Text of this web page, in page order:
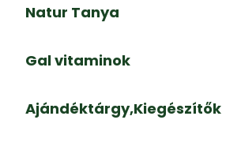
Natur Tanya
Gal vitaminok
Ajándéktárgy,Kiegészítők